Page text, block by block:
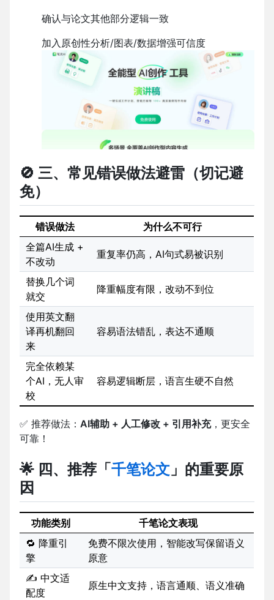
确认与论文其他部分逻辑一致
加入原创性分析/图表/数据增强可信度
🚫 三、常见错误做法避雷（切记避
免）
错误做法
为什么不可行
全篇AI生成 +
不改动
重复率仍高，AI句式易被识别
替换几个词
就交
降重幅度有限，改动不到位
使用英文翻
译再机翻回
来
容易语法错乱，表达不通顺
完全依赖某
个AI，无人审
校
容易逻辑断层，语言生硬不自然
✅ 推荐做法： AI辅助 + 人工修改 + 引用补充，更安全
可靠！
🌟 四、推荐「千笔论文 」的重要原
因
功能类别
千笔论文表现
🔁 降重引
擎
免费不限次使用，智能改写保留语义
原意
✍️ 中文适
配度
原生中文支持，语言通顺、语义准确